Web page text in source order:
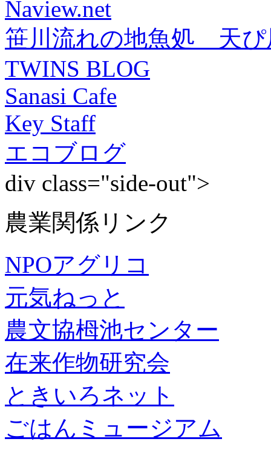
Naview.net
笹川流れの地魚処 天ぴ
TWINS BLOG
Sanasi Cafe
Key Staff
エコブログ
div class="side-out">
農業関係リンク
NPOアグリコ
元気ねっと
農文協栂池センター
在来作物研究会
ときいろネット
ごはんミュージアム